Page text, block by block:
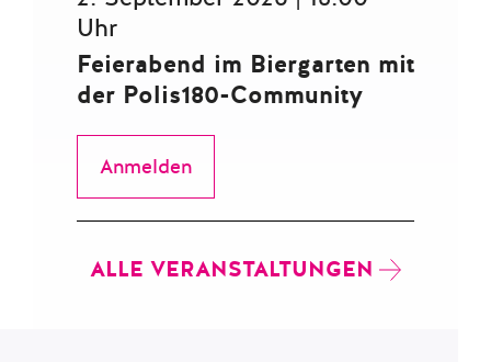
Anmelden
Uhr
Feierabend im Biergarten mit
der Polis180-Community
ALLE VERANSTALTUNGEN